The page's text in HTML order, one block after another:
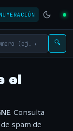
NUMERACIÓN
🔍
el
. Consulta
spam de